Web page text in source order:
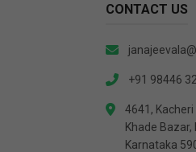
CONTACT US
+91 98446
4641, Kacheri
Khade
Karnataka